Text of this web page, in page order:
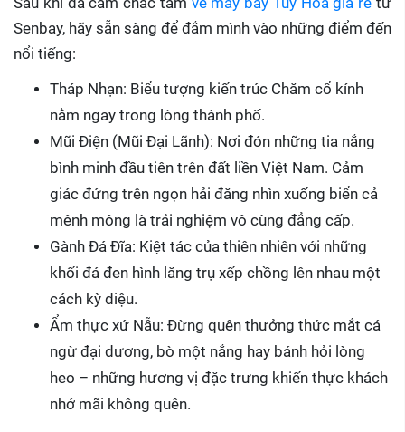
Senbay, hãy sẵn sàng để đắm mình vào những điểm đến
nổi tiếng:
Tháp Nhạn: Biểu tượng kiến trúc Chăm cổ kính
nằm ngay trong lòng thành phố.
Mũi Điện (Mũi Đại Lãnh): Nơi đón những tia nắng
bình minh đầu tiên trên đất liền Việt Nam. Cảm
giác đứng trên ngọn hải đăng nhìn xuống biển cả
mênh mông là trải nghiệm vô cùng đẳng cấp.
Gành Đá Đĩa: Kiệt tác của thiên nhiên với những
khối đá đen hình lăng trụ xếp chồng lên nhau một
cách kỳ diệu.
Ẩm thực xứ Nẫu: Đừng quên thưởng thức mắt cá
ngừ đại dương, bò một nắng hay bánh hỏi lòng
heo – những hương vị đặc trưng khiến thực khách
nhớ mãi không quên.